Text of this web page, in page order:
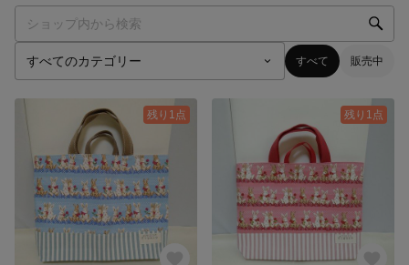
すべて 販売中
残り1点 残り1点